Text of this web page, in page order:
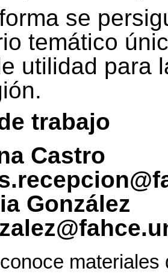
se
temático
utilidad para
trabajo
Castro
González